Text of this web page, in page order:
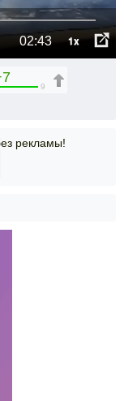
02:43 1x
9
рекламы!